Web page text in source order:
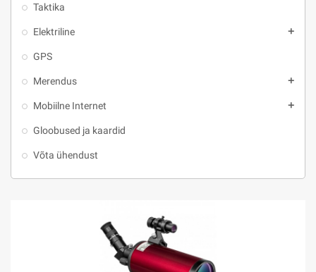
Taktika
Elektriline add
GPS
Merendus add
Mobiilne Internet add
Gloobused ja kaardid
Võta ühendust